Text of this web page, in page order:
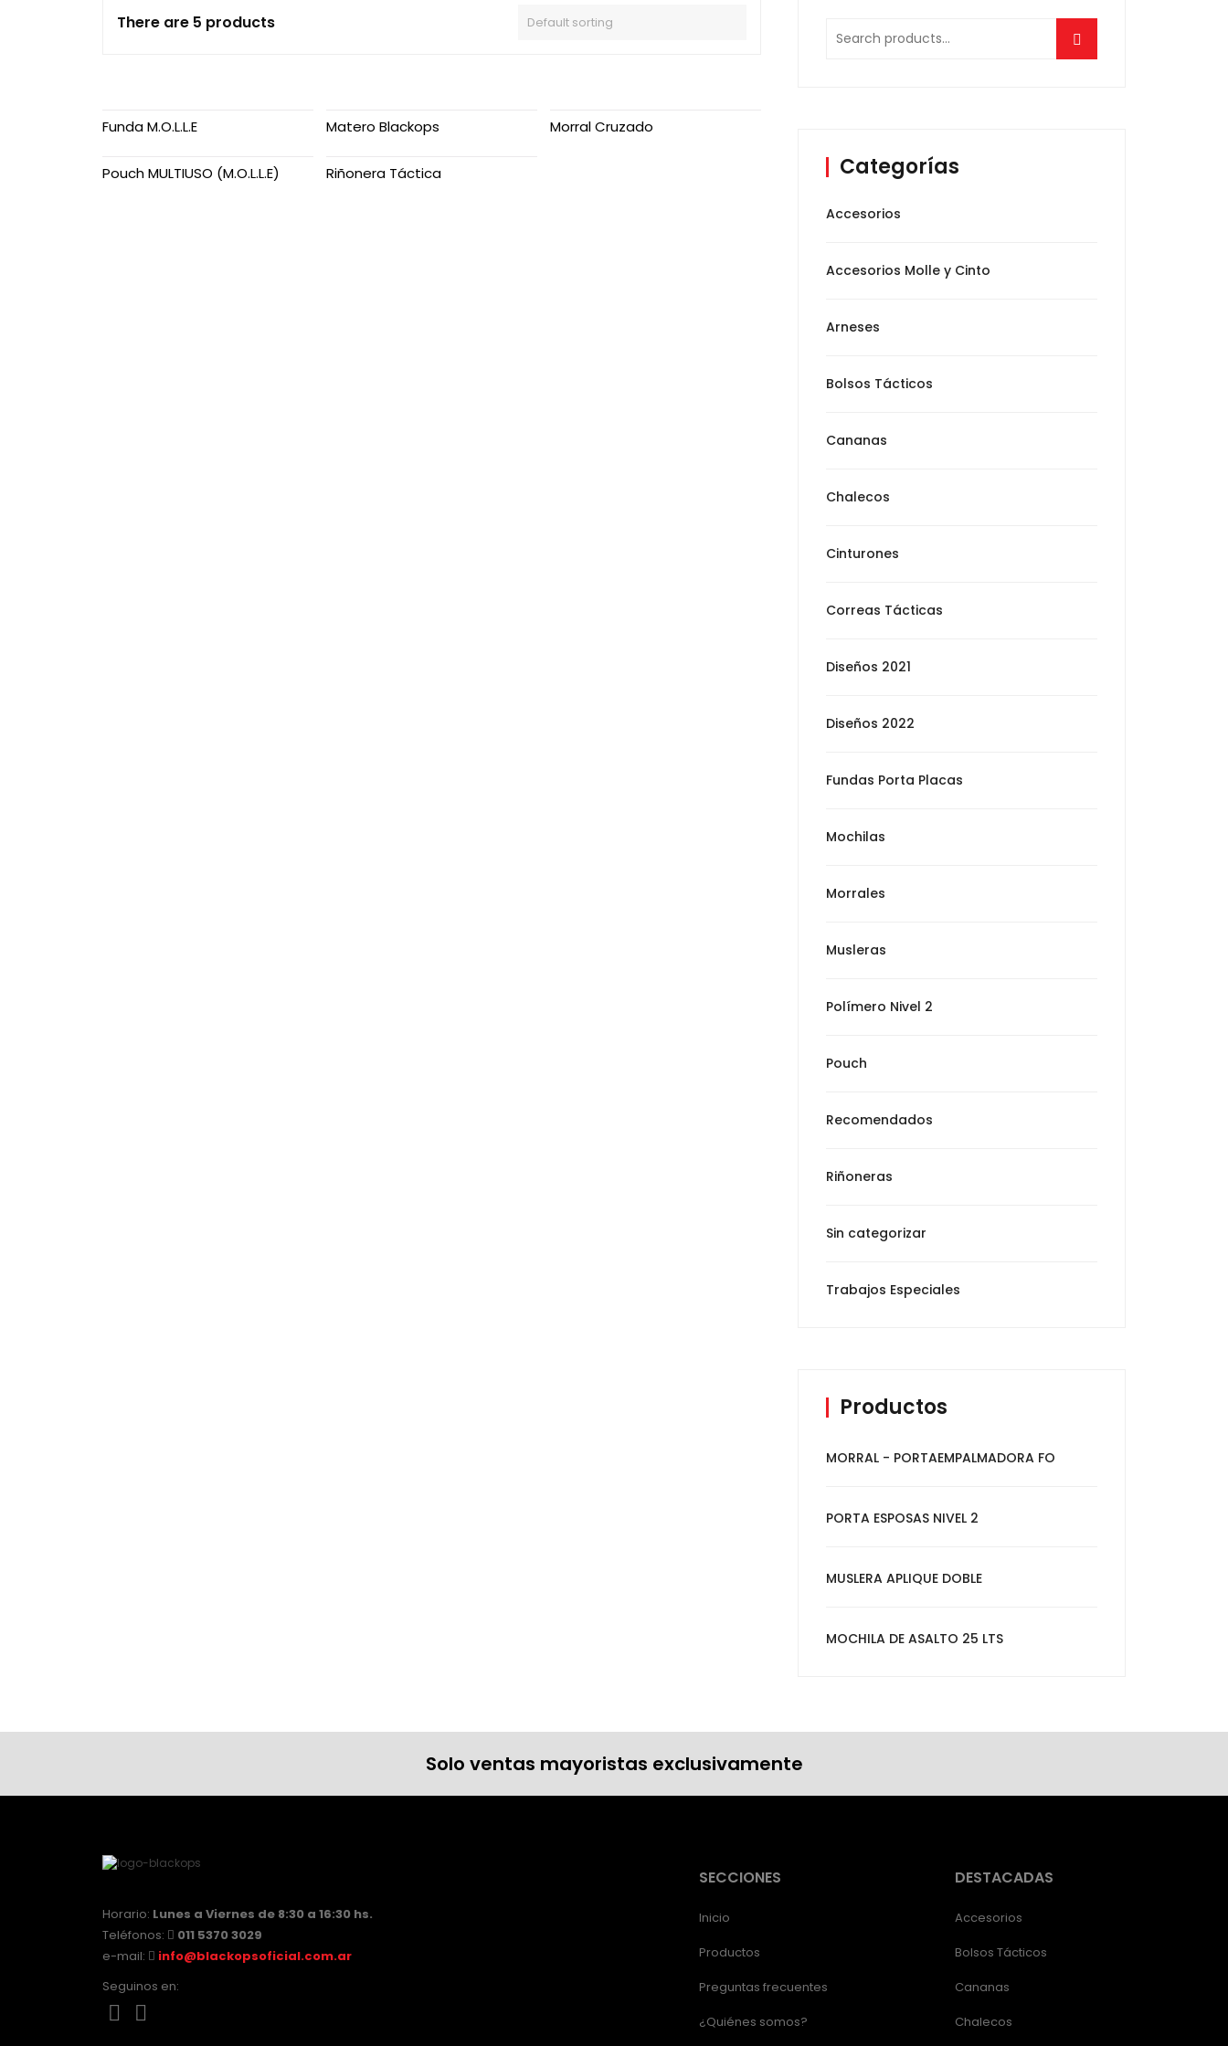
There are 5 products
Funda M.O.L.L.E Matero Blackops Morral Cruzado
Pouch MULTIUSO (M.O.L.L.E) Riñonera Táctica
Search
for:
Categorías
Accesorios
Accesorios Molle y Cinto
Arneses
Bolsos Tácticos
Cananas
Chalecos
Cinturones
Correas Tácticas
Diseños 2021
Diseños 2022
Fundas Porta Placas
Mochilas
Morrales
Musleras
Polímero Nivel 2
Pouch
Recomendados
Riñoneras
Sin categorizar
Trabajos Especiales
Productos
MORRAL - PORTAEMPALMADORA FO
PORTA ESPOSAS NIVEL 2
MUSLERA APLIQUE DOBLE
MOCHILA DE ASALTO 25 LTS
Solo ventas mayoristas exclusivamente
Horario: Lunes a Viernes de 8:30 a 16:30 hs.
Teléfonos:
011 5370 3029
e-mail:
info@blackopsoficial.com.ar
Seguinos en:
SECCIONES
Inicio
Productos
Preguntas frecuentes
¿Quiénes somos?
DESTACADAS
Accesorios
Bolsos Tácticos
Cananas
Chalecos